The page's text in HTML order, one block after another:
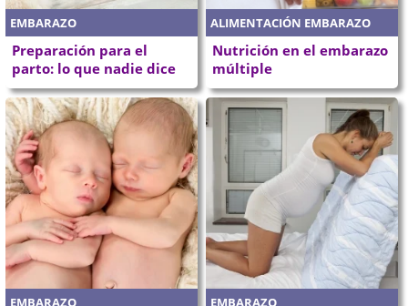
EMBARAZO
Preparación para el
parto: lo que nadie dice
ALIMENTACIÓN EMBARAZO
Nutrición en el embarazo
múltiple
EMBARAZO EMBARAZO